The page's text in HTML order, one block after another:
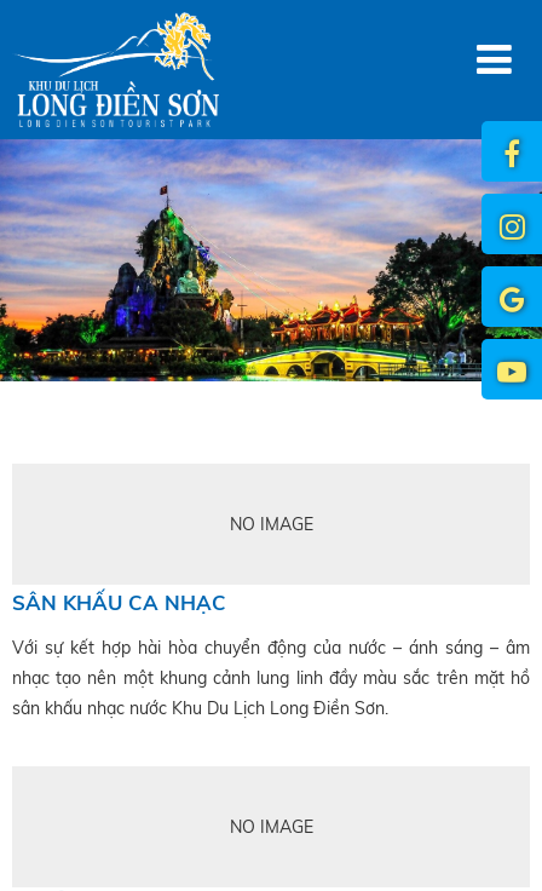
NO IMAGE
SÂN KHẤU CA NHẠC
Với sự kết hợp hài hòa chuyển động của nước – ánh sáng – âm
nhạc tạo nên một khung cảnh lung linh đầy màu sắc trên mặt hồ
sân khấu nhạc nước Khu Du Lịch Long Điền Sơn.
NO IMAGE